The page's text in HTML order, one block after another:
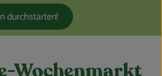
durchstarten!
Wochenmarkt